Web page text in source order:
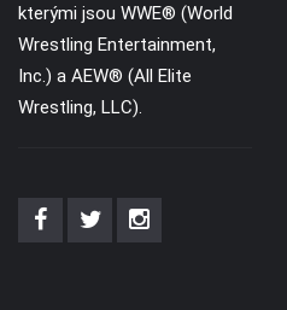
kterými jsou WWE® (World
Wrestling Entertainment,
Inc.) a AEW® (All Elite
Wrestling, LLC).